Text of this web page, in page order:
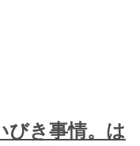
びき事情。は